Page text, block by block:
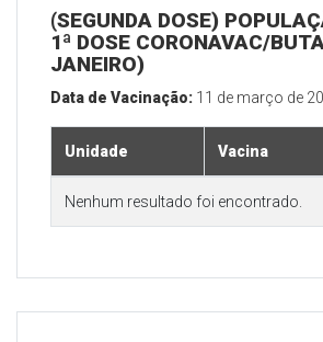
(SEGUNDA DOSE)
1ª DOSE CORONAVAC/
JANEIRO)
Data de Vacinação: 11 de março de
Unidade Vacina
Nenhum resultado foi encontrado.